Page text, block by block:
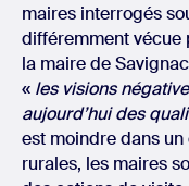
maires interrogés
différemment vécue
la maire de
« les visions
aujourd’hui des
est moindre dans
rurales, les maires